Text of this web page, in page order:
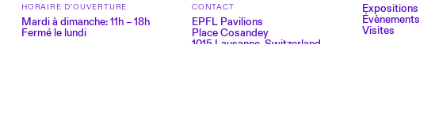
HORAIRE D’OUVERTURE
Mardi à dimanche: 11h – 18h
Fermé le lundi
CONTACT
EPFL Pavilions
Place Cosandey
1015 Lausanne, Switzerland
Expositions
Évènements
Visites